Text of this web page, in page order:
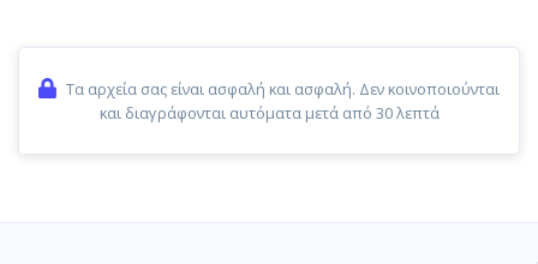
Τα αρχεία σας είναι ασφαλή και ασφαλή. Δεν κοινοποιούνται
και διαγράφονται αυτόματα μετά από 30 λεπτά